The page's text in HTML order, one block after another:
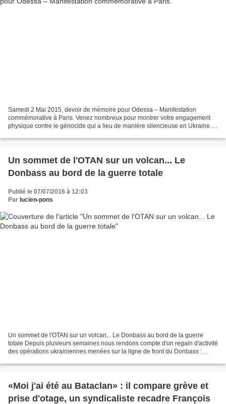
Samedi 2 Mai 2015, devoir de mémoire pour Odessa – Manifestation
commémorative à Paris. Venez nombreux pour montrer votre engagement
physique contre le génocide qui a lieu de manière silencieuse en Ukraine.
Un sommet de l'OTAN sur un volcan... Le
Donbass au bord de la guerre totale
Publié le 07/07/2016 à 12:03
Par lucien-pons
Un sommet de l'OTAN sur un volcan... Le Donbass au bord de la guerre
totale Depuis plusieurs semaines nous rendons compte d'un regain d'activité
des opérations ukrainiennes menées sur la ligne de front du Donbass :
«Moi j'ai été au Bataclan» : il compare grève et
prise d'otage, un syndicaliste recadre François